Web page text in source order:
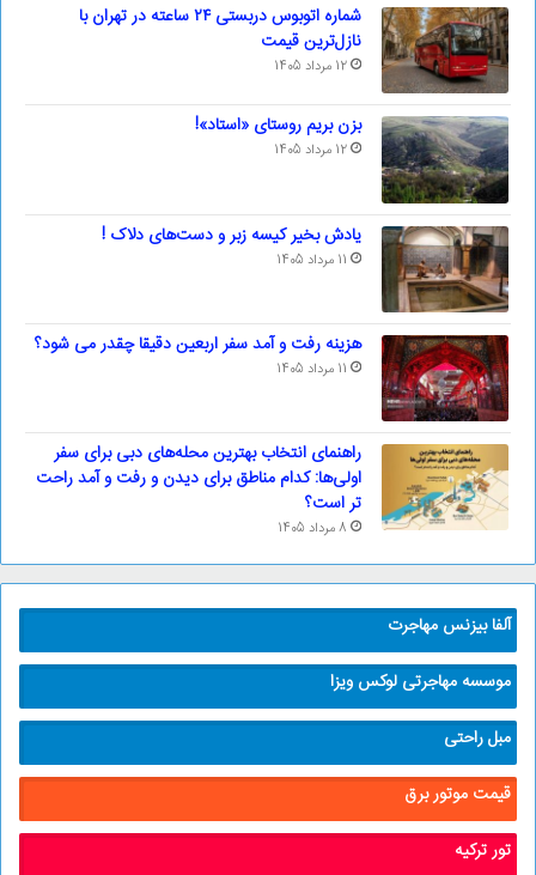
شماره اتوبوس دربستی ۲۴ ساعته در تهران با
نازل‌ترین قیمت
12 مرداد 1405
بزن بریم روستای «استاد»!
12 مرداد 1405
یادش بخیر کیسه‌ زبر و دست‌های دلاک !
11 مرداد 1405
هزینه رفت و آمد سفر اربعین دقیقا چقدر می شود؟
11 مرداد 1405
راهنمای انتخاب بهترین محله‌های دبی برای سفر
اولی‌ها: کدام مناطق برای دیدن و رفت و آمد راحت
تر است؟
8 مرداد 1405
آلفا بیزنس مهاجرت
موسسه مهاجرتی لوکس ویزا
مبل راحتی
قیمت موتور برق
تور ترکیه